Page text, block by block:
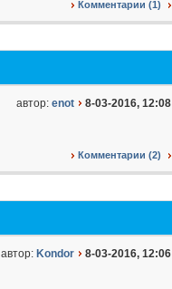
Комментарии (1)
автор: enot 8-03-2016, 12:08
Комментарии (2)
автор: Kondor 8-03-2016, 12:06